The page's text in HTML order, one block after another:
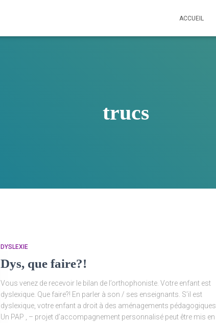
ACCUEIL
trucs
DYSLEXIE
Dys, que faire?!
Vous venez de recevoir le bilan de l’orthophoniste. Votre enfant est
dyslexique. Que faire?! En parler à son / ses enseignants. S’il est
dyslexique, votre enfant a droit à des aménagements pédagogiques.
Un PAP , – projet d’accompagnement personnalisé peut être mis en